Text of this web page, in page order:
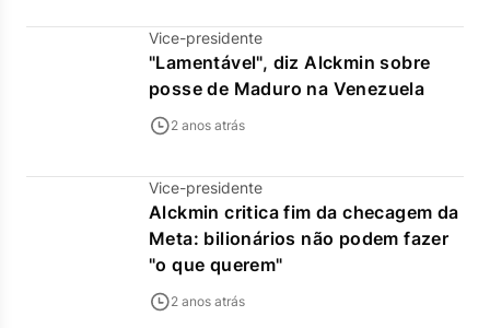
Vice-presidente
"Lamentável", diz Alckmin sobre
posse de Maduro na Venezuela
2 anos atrás
Vice-presidente
Alckmin critica fim da checagem da
Meta: bilionários não podem fazer
"o que querem"
2 anos atrás